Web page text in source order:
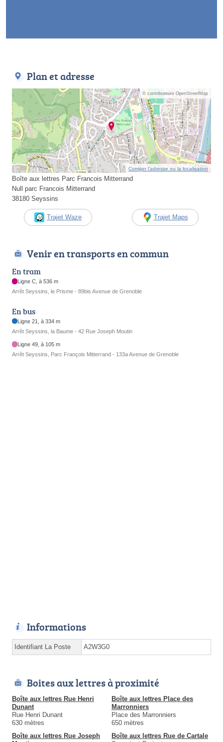
Plan et adresse
© contributeurs OpenStreetMap
Corriger l’adresse ou la localisation
Boîte aux lettres Parc Francois Mitterrand
Null parc Francois Mitterrand
38180 Seyssins
Trajet Waze Trajet Maps
Venir en transports en commun
En tram
Ligne C, à 536 m
Arrêt Seyssins, le Prisme - 89bis Avenue de Grenoble
En bus
Ligne 21, à 334 m
Arrêt Seyssins, la Baume - 42 Rue Joseph Moutin
Ligne 49, à 105 m
Arrêt Seyssins, Parc François Mitterrand - 133a Avenue de Grenoble
Informations
Identifiant La Poste A2W3G0
Boites aux lettres à proximité
Boîte aux lettres Rue Henri
Dunant
Rue Henri Dunant
630 mètres
Boîte aux lettres Place des
Marronniers
Place des Marronniers
650 mètres
Boîte aux lettres Rue Joseph
Boîte aux lettres Rue de Cartale